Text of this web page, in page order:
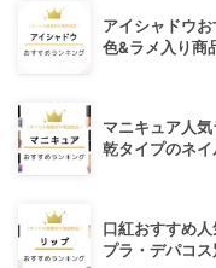
アイシャドウ
色&ラメ入り商
マニキュア人
乾タイプのネイ
口紅おすすめ
プラ・デパコス